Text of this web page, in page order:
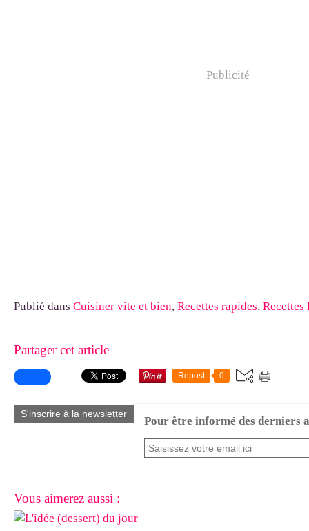
Publicité
Publié dans Cuisiner vite et bien, Recettes rapides, Recettes
Partager cet article
Repost 0
S'inscrire à la newsletter
Pour être informé des derniers
Vous aimerez aussi :